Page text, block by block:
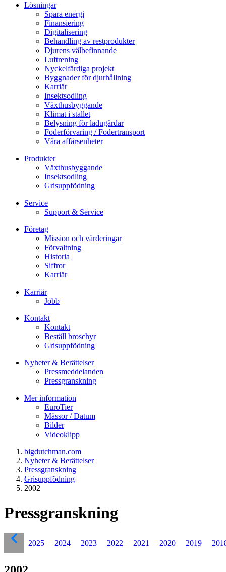
Lösningar
Spara energi
Finansiering
Digitalisering
Behandling av restprodukter
Djurens välbefinnande
Luftrening
Nyckelfärdiga projekt
Byggnader för djurhållning
Karriär
Insektsodling
Växthusbyggande
Klimat i stallet
Belysning för ladugårdar
Foderförvaring / Fodertransport
Våra affärsenheter
Produkter
Växthusbyggande
Insektsodling
Grisuppfödning
Service
Support & Service
Företag
Mission och värderingar
Förvaltning
Historia
Siffror
Karriär
Karriär
Jobb
Kontakt
Kontakt
Beställ broschyr
Grisuppfödning
Nyheter & Berättelser
Pressmeddelanden
Pressgranskning
Mer information
EuroTier
Mässor / Datum
Bilder
Videoklipp
bigdutchman.com
Nyheter & Berättelser
Pressgranskning
Grisuppfödning
2002
Pressgranskning
2025 2024 2023 2022 2021 2020 2019